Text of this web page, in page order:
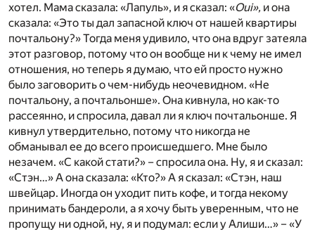
хотел. Мама сказала: «Лапуль», и я сказал: «Oui», и она
сказала: «Это ты дал запасной ключ от нашей квартиры
почтальону?» Тогда меня удивило, что она вдруг затеяла
этот разговор, потому что он вообще ни к чему не имел
отношения, но теперь я думаю, что ей просто нужно
было заговорить о чем-нибудь неочевидном. «Не
почтальону, а почтальонше». Она кивнула, но как-то
рассеянно, и спросила, давал ли я ключ почтальонше. Я
кивнул утвердительно, потому что никогда не
обманывал ее до всего происшедшего. Мне было
незачем. «С какой стати?» – спросила она. Ну, я и сказал:
«Стэн…» А она сказала: «Кто?» А я сказал: «Стэн, наш
швейцар. Иногда он уходит пить кофе, и тогда некому
принимать бандероли, а я хочу быть уверенным, что не
пропущу ни одной, ну, я и подумал: если у Алиши…» – «У